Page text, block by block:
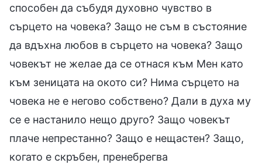
способен да събудя духовно чувство в
сърцето на човека? Защо не съм в състояние
да вдъхна любов в сърцето на човека? Защо
човекът не желае да се отнася към Мен като
към зеницата на окото си? Нима сърцето на
човека не е негово собствено? Дали в духа му
се е настанило нещо друго? Защо човекът
плаче непрестанно? Защо е нещастен? Защо,
когато е скръбен, пренебрегва